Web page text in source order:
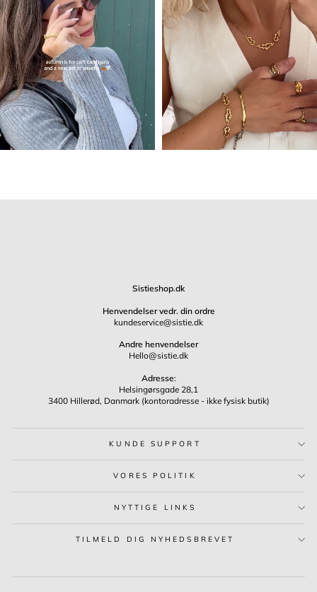
Sistieshop.dk
Henvendelser vedr. din ordre
kundeservice@sistie.dk
Andre henvendelser
Hello@sistie.dk
Adresse:
Helsingørsgade 28,1
3400 Hillerød, Danmark (kontoradresse - ikke fysisk butik)
KUNDE SUPPORT
VORES POLITIK
NYTTIGE LINKS
TILMELD DIG NYHEDSBREVET